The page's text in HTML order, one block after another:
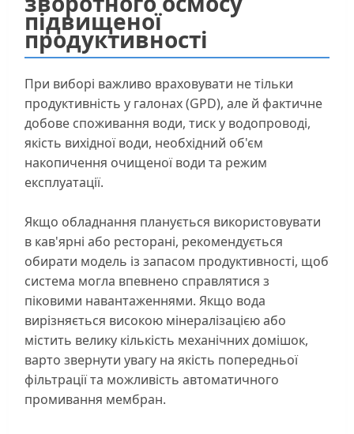
підвищеної
продуктивності
При виборі важливо враховувати не тільки
продуктивність у галонах (GPD), але й фактичне
добове споживання води, тиск у водопроводі,
якість вихідної води, необхідний об'єм
накопичення очищеної води та режим
експлуатації.
Якщо обладнання планується використовувати
в кав'ярні або ресторані, рекомендується
обирати модель із запасом продуктивності, щоб
система могла впевнено справлятися з
піковими навантаженнями. Якщо вода
вирізняється високою мінералізацією або
містить велику кількість механічних домішок,
варто звернути увагу на якість попередньої
фільтрації та можливість автоматичного
промивання мембран.